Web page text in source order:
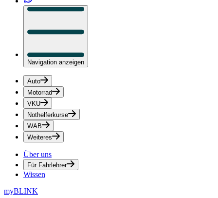
Navigation anzeigen
Auto
Motorrad
VKU
Nothelferkurse
WAB
Weiteres
Über uns
Für Fahrlehrer
Wissen
myBLINK